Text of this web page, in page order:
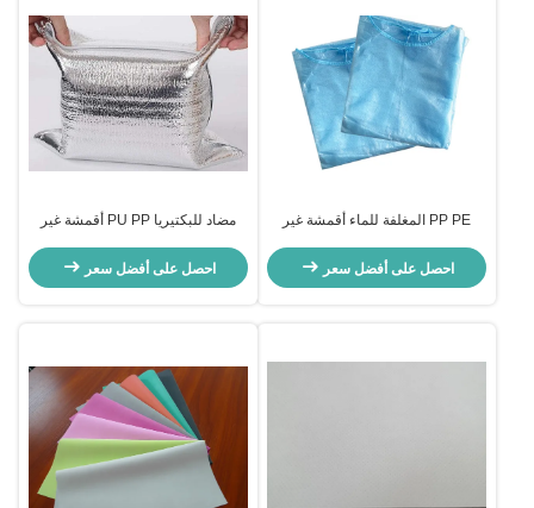
PP PE المغلفة للماء أقمشة غير
لأثواب العزلة
احصل على أفضل سعر
مضاد للبكتيريا PU PP أقمشة غير
الحرارية
احصل على أفضل سعر